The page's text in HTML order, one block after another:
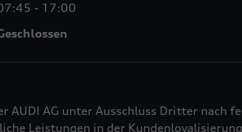
- 17:00
AUDI AG unter Ausschluss Dritter nach
Leistungen in der